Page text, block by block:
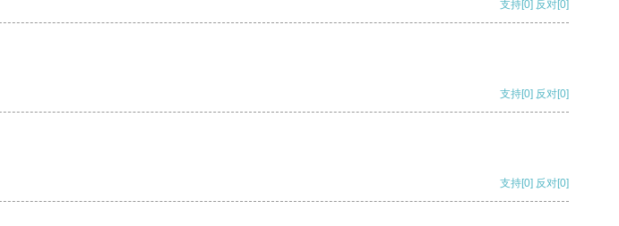
支持[0] 反对[0]
支持[0] 反对[0]
支持[0] 反对[0]